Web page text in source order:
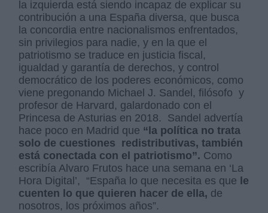
la izquierda está siendo incapaz de explicar su
contribución a una España diversa, que busca
la concordia entre nacionalismos enfrentados,
sin privilegios para nadie, y en la que el
patriotismo se traduce en justicia fiscal,
igualdad y garantía de derechos, y control
democrático de los poderes económicos, como
viene pregonando Michael J. Sandel, filósofo y
profesor de Harvard, galardonado con el
Princesa de Asturias en 2018. Sandel advertía
hace poco en Madrid que “la política no trata
solo de cuestiones redistributivas, también
está conectada con el patriotismo”. Como
escribía Alvaro Frutos hace una semana en ‘La
Hora Digital’, “España lo que necesita es que le
cuenten lo que quieren hacer de ella, de
nosotros, los próximos años”.